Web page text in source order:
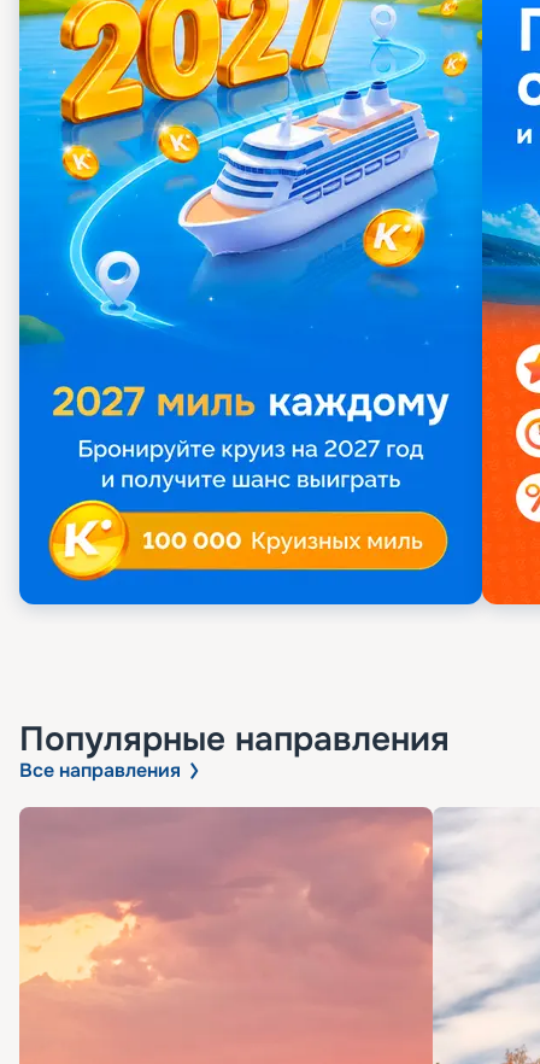
Популярные направления
Все направления